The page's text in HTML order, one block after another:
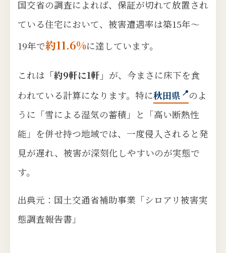
国交省の調査によれば、保証が切れて放置され
ている住宅において、被害遭遇率は築15年〜
19年で約11.6%に達しています。
これは 「約9軒に1軒」 が、今まさに床下を食
われている計算になります。特に秋田県
のよ
うに「雪による湿気の蓄積」と「高い断熱性
能」を併せ持つ地域では、一度侵入されると発
見が遅れ、被害が深刻化しやすいのが実態で
す。
出典元：国土交通省補助事業「シロアリ被害実
態調査報告書」